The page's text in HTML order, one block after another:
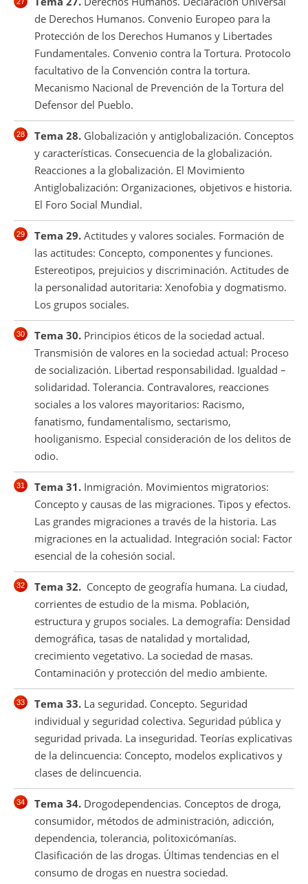
de Derechos Humanos. Convenio Europeo para la
Protección de los Derechos Humanos y Libertades
Fundamentales. Convenio contra la Tortura. Protocolo
facultativo de la Convención contra la tortura.
Mecanismo Nacional de Prevención de la Tortura del
Defensor del Pueblo.
Tema 28. Globalización y antiglobalización. Conceptos
y características. Consecuencia de la globalización.
Reacciones a la globalización. El Movimiento
Antiglobalización: Organizaciones, objetivos e historia.
El Foro Social Mundial.
Tema 29. Actitudes y valores sociales. Formación de
las actitudes: Concepto, componentes y funciones.
Estereotipos, prejuicios y discriminación. Actitudes de
la personalidad autoritaria: Xenofobia y dogmatismo.
Los grupos sociales.
Tema 30. Principios éticos de la sociedad actual.
Transmisión de valores en la sociedad actual: Proceso
de socialización. Libertad responsabilidad. Igualdad –
solidaridad. Tolerancia. Contravalores, reacciones
sociales a los valores mayoritarios: Racismo,
fanatismo, fundamentalismo, sectarismo,
hooliganismo. Especial consideración de los delitos de
odio.
Tema 31. Inmigración. Movimientos migratorios:
Concepto y causas de las migraciones. Tipos y efectos.
Las grandes migraciones a través de la historia. Las
migraciones en la actualidad. Integración social: Factor
esencial de la cohesión social.
Tema 32. Concepto de geografía humana. La ciudad,
corrientes de estudio de la misma. Población,
estructura y grupos sociales. La demografía: Densidad
demográfica, tasas de natalidad y mortalidad,
crecimiento vegetativo. La sociedad de masas.
Contaminación y protección del medio ambiente.
Tema 33. La seguridad. Concepto. Seguridad
individual y seguridad colectiva. Seguridad pública y
seguridad privada. La inseguridad. Teorías explicativas
de la delincuencia: Concepto, modelos explicativos y
clases de delincuencia.
Tema 34. Drogodependencias. Conceptos de droga,
consumidor, métodos de administración, adicción,
dependencia, tolerancia, politoxicómanías.
Clasificación de las drogas. Últimas tendencias en el
consumo de drogas en nuestra sociedad.